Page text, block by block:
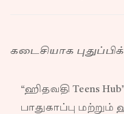
கடைசியாக
“ஹிதவதி Teens
பாதுகாப்பு